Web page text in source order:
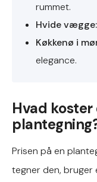
rummet.
Hvide vægge:
Køkkenø i
elegance.
Hvad
Prisen på en
tegner den,